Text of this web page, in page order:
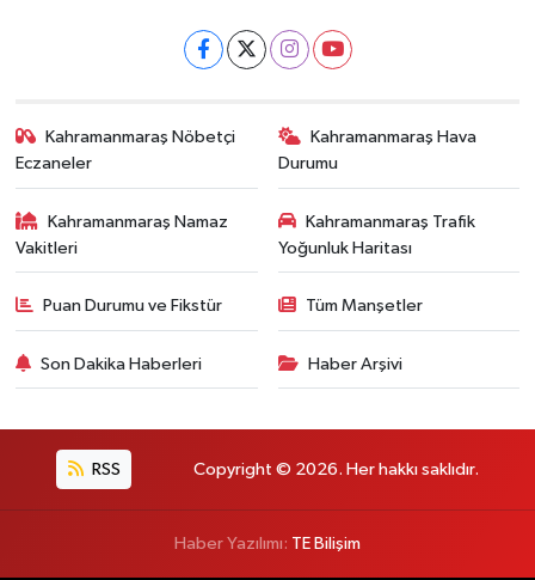
Kahramanmaraş Nöbetçi
Eczaneler
Kahramanmaraş Hava
Durumu
Kahramanmaraş Namaz
Vakitleri
Kahramanmaraş Trafik
Yoğunluk Haritası
Puan Durumu ve Fikstür Tüm Manşetler
Son Dakika Haberleri Haber Arşivi
RSS Copyright © 2026. Her hakkı saklıdır.
Haber Yazılımı: TE Bilişim